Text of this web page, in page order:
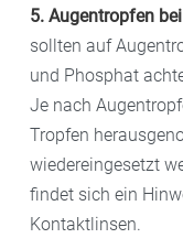
5. Augentropfen
sollten auf
und Phosphat
Je nach
Tropfen
wiedereingesetzt
findet sich ein
Kontaktlinsen.